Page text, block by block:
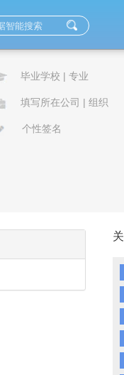
毕业学校 | 专业
填写所在公司 | 组织
个性签名